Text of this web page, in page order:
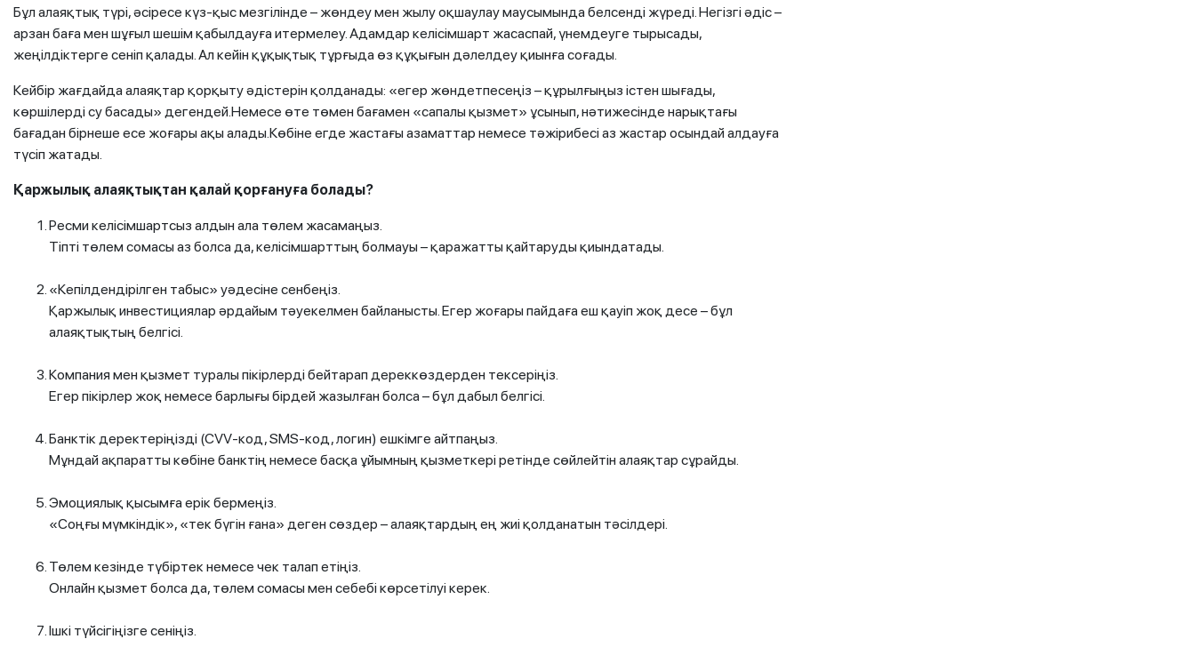
Бұл алаяқтық түрі, әсіресе күз-қыс мезгілінде – жөндеу мен жылу оқшаулау маусымында белсенді жүреді. Негізгі әдіс –
арзан баға мен шұғыл шешім қабылдауға итермелеу. Адамдар келісімшарт жасаспай, үнемдеуге тырысады,
жеңілдіктерге сеніп қалады. Ал кейін құқықтық тұрғыда өз құқығын дәлелдеу қиынға соғады.
Кейбір жағдайда алаяқтар қорқыту әдістерін қолданады: «егер жөндетпесеңіз – құрылғыңыз істен шығады,
көршілерді су басады» дегендей.Немесе өте төмен бағамен «сапалы қызмет» ұсынып, нәтижесінде нарықтағы
бағадан бірнеше есе жоғары ақы алады.Көбіне егде жастағы азаматтар немесе тәжірибесі аз жастар осындай алдауға
түсіп жатады.
Қаржылық алаяқтықтан қалай қорғануға болады?
Ресми келісімшартсыз алдын ала төлем жасамаңыз.
Тіпті төлем сомасы аз болса да, келісімшарттың болмауы – қаражатты қайтаруды қиындатады.
«Кепілдендірілген табыс» уәдесіне сенбеңіз.
Қаржылық инвестициялар әрдайым тәуекелмен байланысты. Егер жоғары пайдаға еш қауіп жоқ десе – бұл
алаяқтықтың белгісі.
Компания мен қызмет туралы пікірлерді бейтарап дереккөздерден тексеріңіз.
Егер пікірлер жоқ немесе барлығы бірдей жазылған болса – бұл дабыл белгісі.
Банктік деректеріңізді (CVV-код, SMS-код, логин) ешкімге айтпаңыз.
Мұндай ақпаратты көбіне банктің немесе басқа ұйымның қызметкері ретінде сөйлейтін алаяқтар сұрайды.
Эмоциялық қысымға ерік бермеңіз.
«Соңғы мүмкіндік», «тек бүгін ғана» деген сөздер – алаяқтардың ең жиі қолданатын тәсілдері.
Төлем кезінде түбіртек немесе чек талап етіңіз.
Онлайн қызмет болса да, төлем сомасы мен себебі көрсетілуі керек.
Ішкі түйсігіңізге сеніңіз.